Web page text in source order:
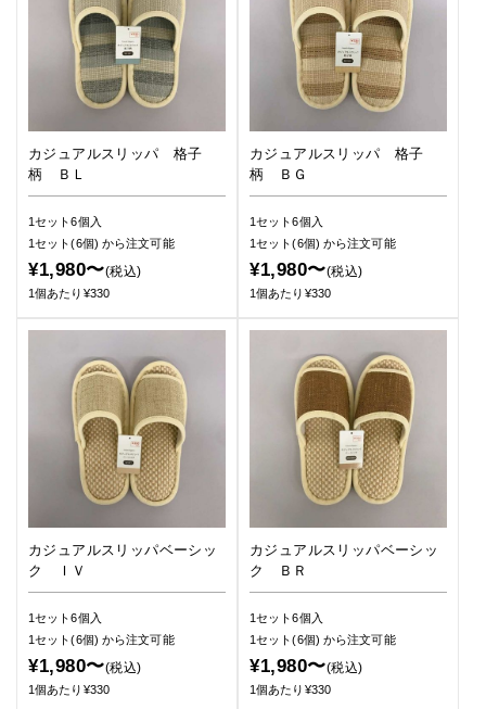
カジュアルスリッパ 格子
柄 ＢＬ
1セット6個入
1セット(6個) から注文可能
¥1,980〜(税込)
1個あたり¥330
カジュアルスリッパ 格子
柄 ＢＧ
1セット6個入
1セット(6個) から注文可能
¥1,980〜(税込)
1個あたり¥330
カジュアルスリッパベーシッ
ク ＩＶ
1セット6個入
1セット(6個) から注文可能
¥1,980〜(税込)
1個あたり¥330
カジュアルスリッパベーシッ
ク ＢＲ
1セット6個入
1セット(6個) から注文可能
¥1,980〜(税込)
1個あたり¥330